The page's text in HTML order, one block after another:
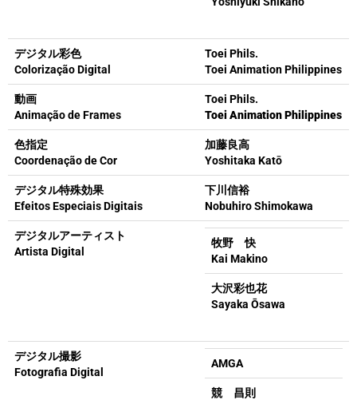
デジタル彩色
Colorização Digital
Toei Phils.
Toei Animation Philippines
動画
Animação de Frames
Toei Phils.
Toei Animation Philippines
色指定
Coordenação de Cor
加藤良高
Yoshitaka Katō
デジタル特殊効果
Efeitos Especiais Digitais
下川信裕
Nobuhiro Shimokawa
デジタルアーティスト
Artista Digital
牧野 快
Kai Makino
大沢彩也花
Sayaka Ōsawa
デジタル撮影
Fotografia Digital
AMGA
競 昌則